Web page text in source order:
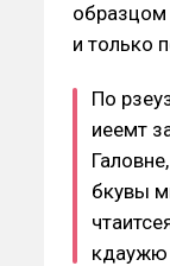
образцом
и только
По
иеемт
бкувы
кдаужю